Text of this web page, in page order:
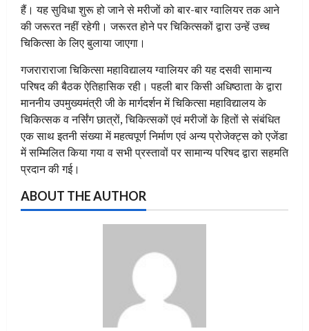
हैं। यह सुविधा शुरू हो जाने से मरीजों को बार-बार ग्वालियर तक आने
की जरूरत नहीं रहेगी। जरूरत होने पर चिकित्सकों द्वारा उन्हें उच्च
चिकित्सा के लिए बुलाया जाएगा।
गजराराराजा चिकित्सा महाविद्यालय ग्वालियर की यह दसवी सामान्य
परिषद की बैठक ऐतिहासिक रही। पहली बार किसी अधिष्ठाता के द्वारा
माननीय उपमुख्यमंत्री जी के मार्गदर्शन में चिकित्सा महाविद्यालय के
चिकित्सक व नर्सिंग छात्रों, चिकित्सकों एवं मरीजों के हितों से संबंधित
एक साथ इतनी संख्या में महत्वपूर्ण निर्माण एवं अन्य प्रोजेक्ट्स को एजेंडा
में सम्मिलित किया गया व सभी प्रस्तावों पर सामान्य परिषद द्वारा सहमति
प्रदान की गई।
ABOUT THE AUTHOR